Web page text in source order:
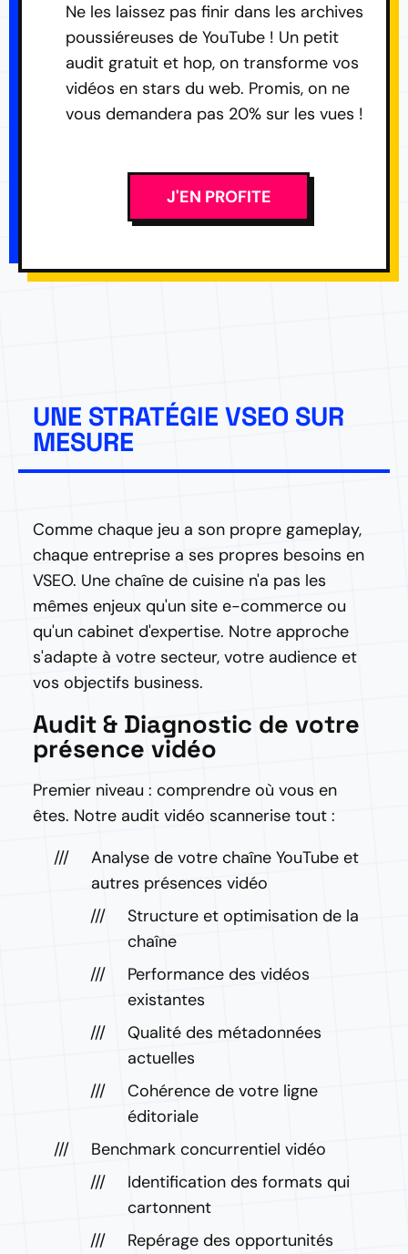
Ne les laissez pas finir dans les archives
poussiéreuses de YouTube ! Un petit
audit gratuit et hop, on transforme vos
vidéos en stars du web. Promis, on ne
vous demandera pas 20% sur les vues !
J'EN PROFITE
UNE STRATÉGIE VSEO SUR
MESURE
Comme chaque jeu a son propre gameplay,
chaque entreprise a ses propres besoins en
VSEO. Une chaîne de cuisine n'a pas les
mêmes enjeux qu'un site e-commerce ou
qu'un cabinet d'expertise. Notre approche
s'adapte à votre secteur, votre audience et
vos objectifs business.
Audit & Diagnostic de votre
présence vidéo
Premier niveau : comprendre où vous en
êtes. Notre audit vidéo scannerise tout :
Analyse de votre chaîne YouTube et
autres présences vidéo
Structure et optimisation de la
chaîne
Performance des vidéos
existantes
Qualité des métadonnées
actuelles
Cohérence de votre ligne
éditoriale
Benchmark concurrentiel vidéo
Identification des formats qui
cartonnent
Repérage des opportunités